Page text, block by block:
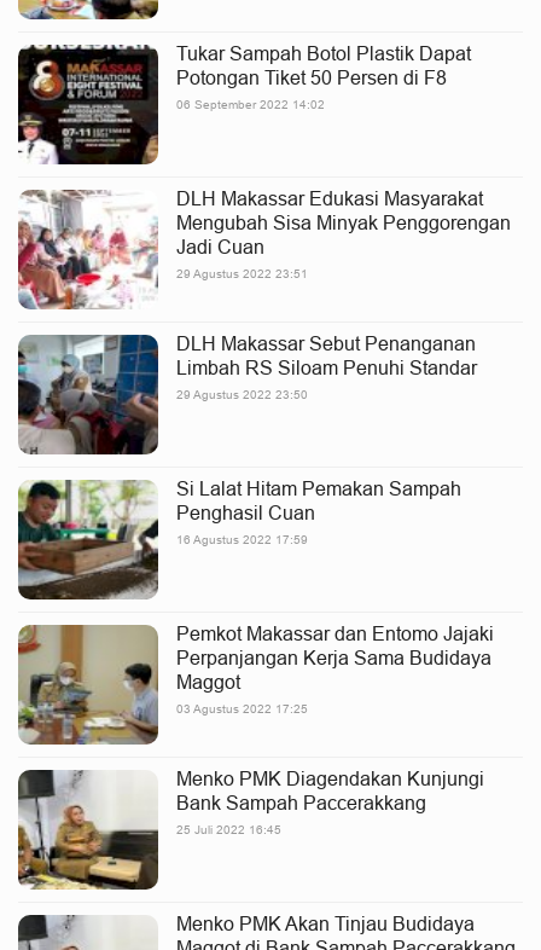
Tukar Sampah Botol Plastik Dapat
Potongan Tiket 50 Persen di F8
06 September 2022 14:02
DLH Makassar Edukasi Masyarakat
Mengubah Sisa Minyak Penggorengan
Jadi Cuan
29 Agustus 2022 23:51
DLH Makassar Sebut Penanganan
Limbah RS Siloam Penuhi Standar
29 Agustus 2022 23:50
Si Lalat Hitam Pemakan Sampah
Penghasil Cuan
16 Agustus 2022 17:59
Pemkot Makassar dan Entomo Jajaki
Perpanjangan Kerja Sama Budidaya
Maggot
03 Agustus 2022 17:25
Menko PMK Diagendakan Kunjungi
Bank Sampah Paccerakkang
25 Juli 2022 16:45
Menko PMK Akan Tinjau Budidaya